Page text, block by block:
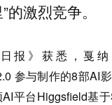
的激烈竞争。
报》获悉，戛
参与制作的8部AI影
平台Higgsfield基